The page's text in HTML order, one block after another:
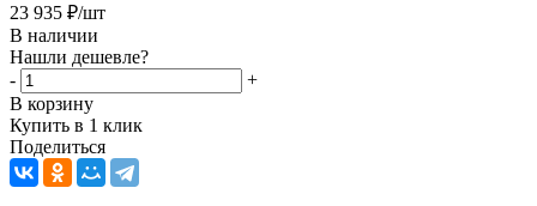
23 935 ₽/шт
В наличии
Нашли дешевле?
-
+
В корзину
Купить в 1 клик
Поделиться